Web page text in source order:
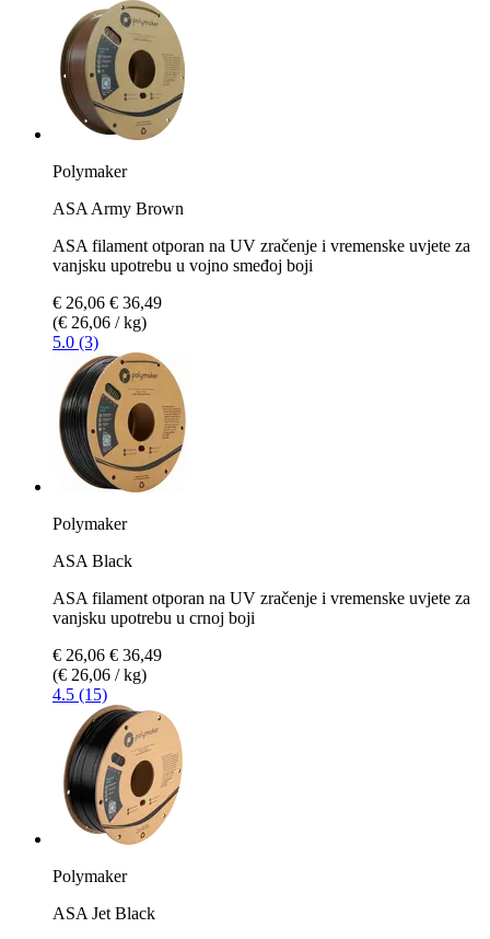
Polymaker
ASA Army Brown
ASA filament otporan na UV zračenje i vremenske uvjete za
vanjsku upotrebu u vojno smeđoj boji
€ 26,06 € 36,49
(€ 26,06 / kg)
5.0 (3)
Polymaker
ASA Black
ASA filament otporan na UV zračenje i vremenske uvjete za
vanjsku upotrebu u crnoj boji
€ 26,06 € 36,49
(€ 26,06 / kg)
4.5 (15)
Polymaker
ASA Jet Black